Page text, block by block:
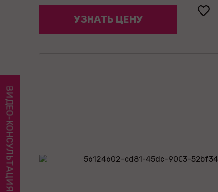
ВИДЕО-КОНСУЛЬТАЦИЯ
УЗНАТЬ ЦЕНУ